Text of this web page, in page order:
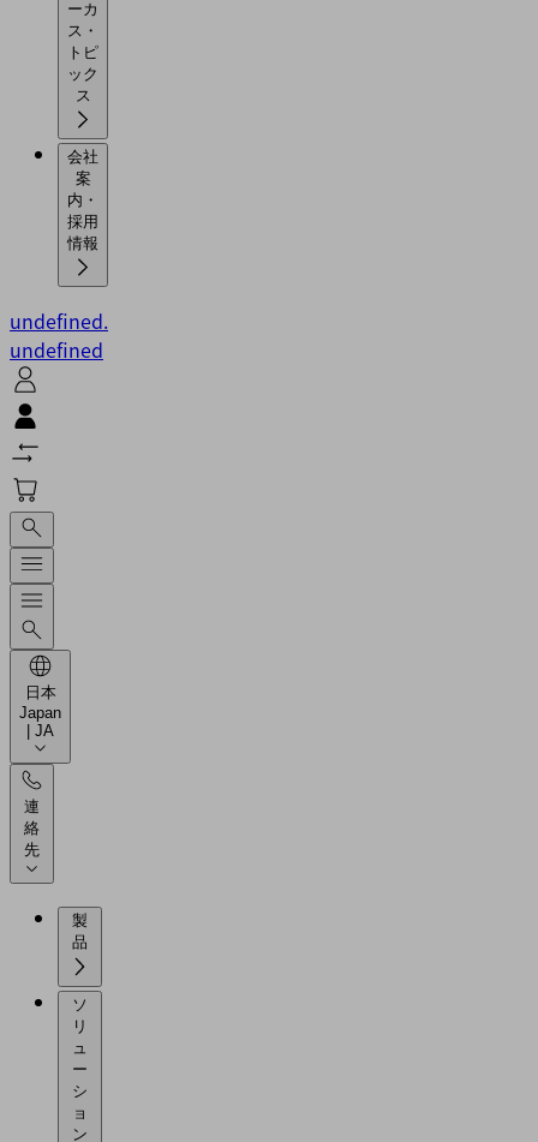
ーカ
ス・
トピ
ック
会社
案
内・
採用
情報
undefined.
undefined
日本
Japan
| JA
連
絡
先
製
ソ
リ
ュ
ー
シ
ョ